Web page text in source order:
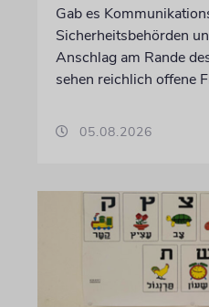
Gab es
Sicherheitsbehörden
Anschlag am Rande
sehen reichlich offene
05.08.2026